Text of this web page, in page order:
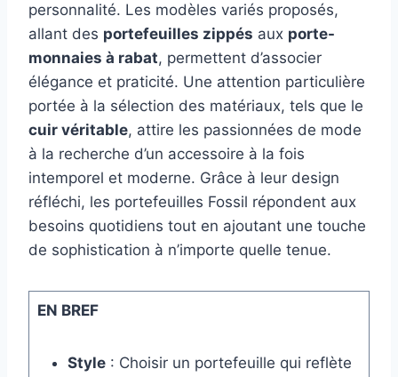
personnalité. Les modèles variés proposés,
allant des portefeuilles zippés aux porte-
monnaies à rabat, permettent d’associer
élégance et praticité. Une attention particulière
portée à la sélection des matériaux, tels que le
cuir véritable, attire les passionnées de mode
à la recherche d’un accessoire à la fois
intemporel et moderne. Grâce à leur design
réfléchi, les portefeuilles Fossil répondent aux
besoins quotidiens tout en ajoutant une touche
de sophistication à n’importe quelle tenue.
EN BREF
Style: Choisir un portefeuille qui reflète